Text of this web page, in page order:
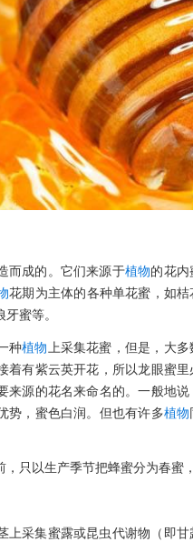
而成的。它们来源于植物的花内
花期为主体的各种单花蜜，如
蜜等。
种植物 上采集花蜜，但是，大
着有紫云英开花，所以龙眼蜜
来源的花名来命名的。一般地
势，蜜色白润。但也有许多植物
，只以生产季节把蜂蜜分为春蜜
上采集蜜露或昆虫代谢物（即甘